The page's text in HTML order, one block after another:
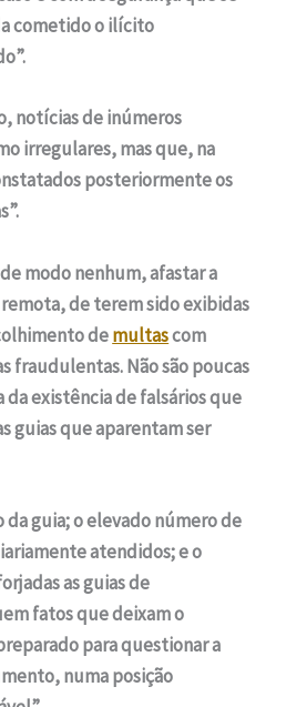
cometido o ilícito
notícias de inúmeros
irregulares, mas que, na
posteriormente os
modo nenhum, afastar a
de terem sido exibidas
demultascom
fraudulentas. Não são poucas
da existência de falsários que
guias que aparentam ser
da guia; o elevado número de
atendidos; e o
as guias de
fatos que deixam o
para questionar a
numa posição